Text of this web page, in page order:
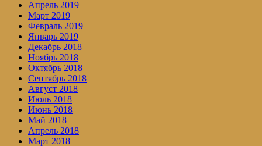
Апрель 2019
Март 2019
Февраль 2019
Январь 2019
Декабрь 2018
Ноябрь 2018
Октябрь 2018
Сентябрь 2018
Август 2018
Июль 2018
Июнь 2018
Май 2018
Апрель 2018
Март 2018